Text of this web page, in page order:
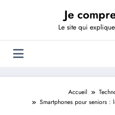
Je
Le site qui
Accueil
Smartphones pour seniors